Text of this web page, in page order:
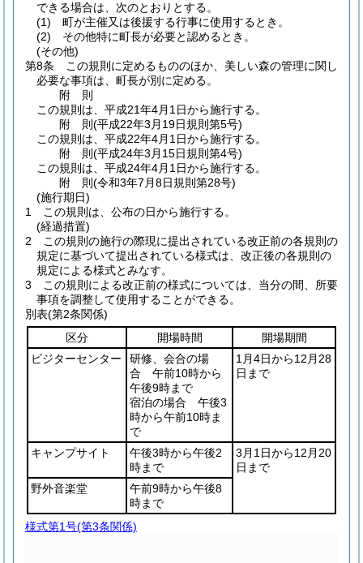
できる場合は、次のとおりとする。
(1)
町が主催又は後援する行事に使用するとき。
(2)
その他特に町長が必要と認めるとき。
(その他)
第8条
この規則に定めるもののほか、美しい森の管理に関し
必要な事項は、町長が別に定める。
附 則
この規則は、平成21年4月1日から施行する。
附 則(平成22年3月19日規則第5号)
この規則は、平成22年4月1日から施行する。
附 則(平成24年3月15日規則第4号)
この規則は、平成24年4月1日から施行する。
附 則(令和3年7月8日規則第28号)
(施行期日)
1
この規則は、公布の日から施行する。
(経過措置)
2
この規則の施行の際現に提出されている改正前の各規則の
規定に基づいて提出されている様式は、改正後の各規則の
規定による様式とみなす。
3
この規則による改正前の様式については、当分の間、所要
事項を調整して使用することができる。
別表(第2条関係)
区分
開場時間
開場期間
ビジターセンター
研修、会合の場
合 午前10時から
午後9時まで
宿泊の場合 午後3
時から午前10時ま
で
1月4日から12月28
日まで
キャンプサイト
午後3時から午後2
時まで
3月1日から12月20
日まで
野外音楽堂
午前9時から午後8
時まで
様式第1号(第3条関係)